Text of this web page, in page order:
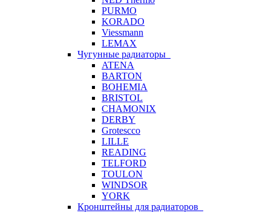
PURMO
KORADO
Viessmann
LEMAX
Чугунные радиаторы
ATENA
BARTON
BOHEMIA
BRISTOL
CHAMONIX
DERBY
Grotescco
LILLE
READING
TELFORD
TOULON
WINDSOR
YORK
Кронштейны для радиаторов